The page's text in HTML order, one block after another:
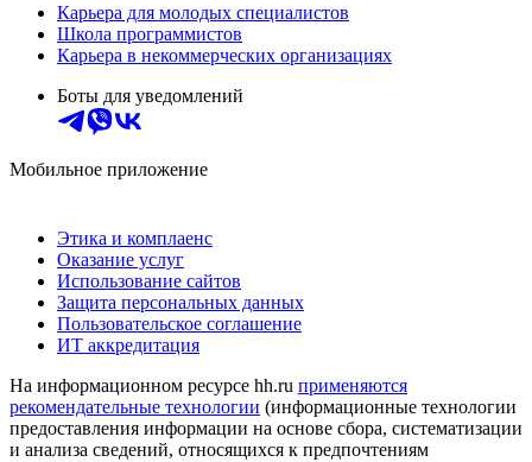
Карьера для молодых специалистов
Школа программистов
Карьера в некоммерческих организациях
Боты для уведомлений
Мобильное приложение
Этика и комплаенс
Оказание услуг
Использование сайтов
Защита персональных данных
Пользовательское соглашение
ИТ аккредитация
На информационном ресурсе hh.ru применяются
рекомендательные технологии (информационные технологии
предоставления информации на основе сбора, систематизации
и анализа сведений, относящихся к предпочтениям